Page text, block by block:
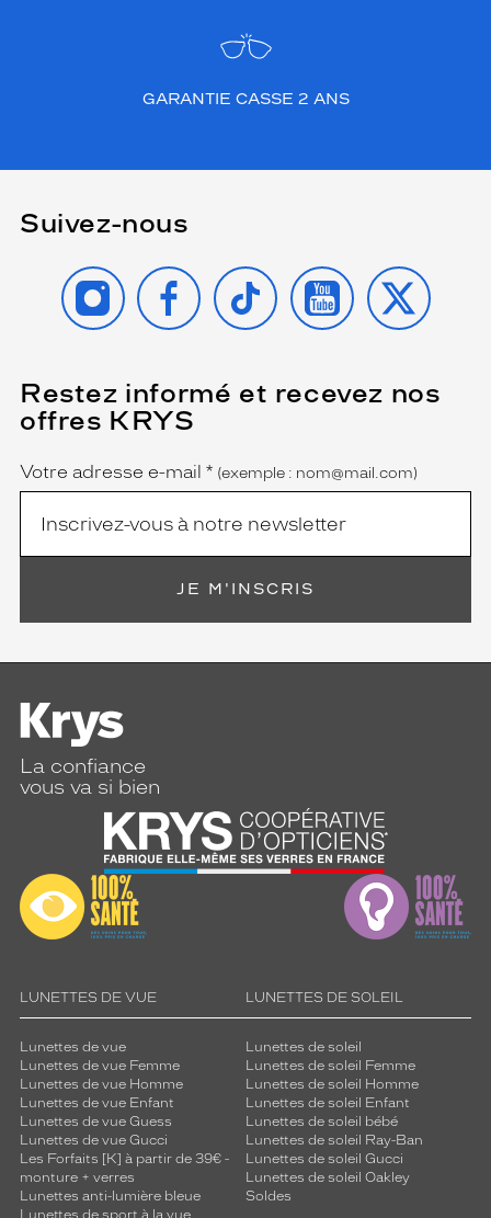
GARANTIE CASSE 2 ANS
Suivez-nous
INSTAGRAMFACEBOOK
TIKTOK YOUTUBE
X
Restez informé et recevez nos
offres KRYS
Name
Votre adresse e-mail *
(Ce
champ
est
(exemple : nom@mail.com)
JE M'INSCRIS
La confiance
vous va si bien
LUNETTES DE VUE
Lunettes de vue
Lunettes de vue Femme
Lunettes de vue Homme
Lunettes de vue Enfant
Lunettes de vue Guess
Lunettes de vue Gucci
Les Forfaits [K] à partir de 39€ -
monture + verres
Lunettes anti-lumière bleue
Lunettes de sport à la vue
LUNETTES DE SOLEIL
Lunettes de soleil
Lunettes de soleil Femme
Lunettes de soleil Homme
Lunettes de soleil Enfant
Lunettes de soleil bébé
Lunettes de soleil Ray-Ban
Lunettes de soleil Gucci
Lunettes de soleil Oakley
Soldes